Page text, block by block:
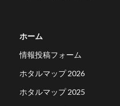
ホーム
情報投稿フォーム
ホタルマップ 2026
ホタルマップ 2025